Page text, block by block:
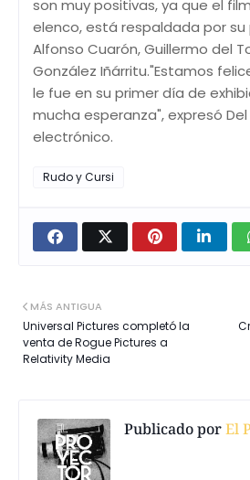
son muy positivas, ya que el
elenco, está respaldada por
Alfonso Cuarón, Guillermo del
González Iñárritu."Estamos
le fue en su primer día de
mucha esperanza", expresó
electrónico.
Rudo y Cursi
MÁS ANTIGUA
Universal Pictures completó la
venta de Rogue Pictures a
Relativity Media
Publicado porEl